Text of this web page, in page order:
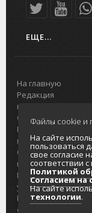
ЕЩЕ...
На главную
Редакция
портала
О проекте
Реклама на
портале
Отзывы и
предложения
Интернет-
услуги
Разработка
сайтов
Файлы cookie и
На сайте
пользоваться
свое согласие
соответствии
Политикой
Согласием на
На сайте
технологии.